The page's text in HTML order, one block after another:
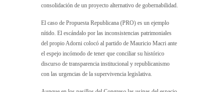
consolidación de un proyecto alternativo de gobernabilidad.
El caso de Propuesta Republicana (PRO) es un ejemplo
nítido. El escándalo por las inconsistencias patrimoniales
del propio Adorni colocó al partido de Mauricio Macri ante
el espejo incómodo de tener que conciliar su histórico
discurso de transparencia institucional y republicanismo
con las urgencias de la supervivencia legislativa.